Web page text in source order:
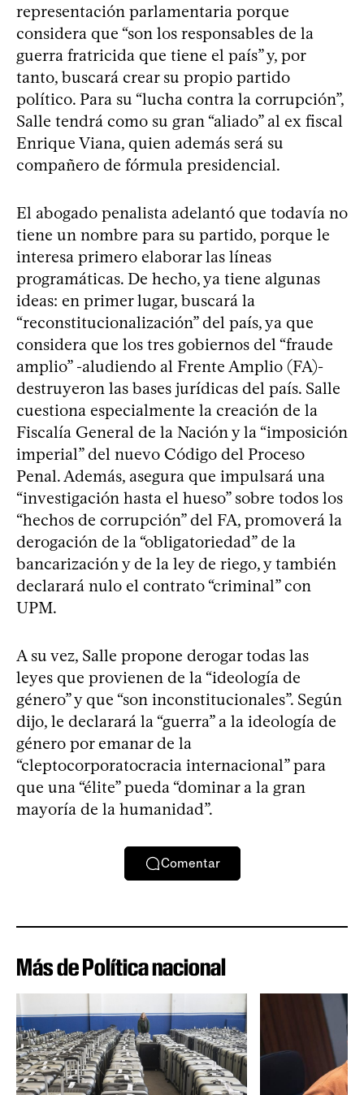
representación parlamentaria porque
considera que “son los responsables de la
guerra fratricida que tiene el país” y, por
tanto, buscará crear su propio partido
político. Para su “lucha contra la corrupción”,
Salle tendrá como su gran “aliado” al ex fiscal
Enrique Viana, quien además será su
compañero de fórmula presidencial.
El abogado penalista adelantó que todavía no
tiene un nombre para su partido, porque le
interesa primero elaborar las líneas
programáticas. De hecho, ya tiene algunas
ideas: en primer lugar, buscará la
“reconstitucionalización” del país, ya que
considera que los tres gobiernos del “fraude
amplio” -aludiendo al Frente Amplio (FA)-
destruyeron las bases jurídicas del país. Salle
cuestiona especialmente la creación de la
Fiscalía General de la Nación y la “imposición
imperial” del nuevo Código del Proceso
Penal. Además, asegura que impulsará una
“investigación hasta el hueso” sobre todos los
“hechos de corrupción” del FA, promoverá la
derogación de la “obligatoriedad” de la
bancarización y de la ley de riego, y también
declarará nulo el contrato “criminal” con
UPM.
A su vez, Salle propone derogar todas las
leyes que provienen de la “ideología de
género” y que “son inconstitucionales”. Según
dijo, le declarará la “guerra” a la ideología de
género por emanar de la
“cleptocorporatocracia internacional” para
que una “élite” pueda “dominar a la gran
mayoría de la humanidad”.
Comentar
Más de Política nacional